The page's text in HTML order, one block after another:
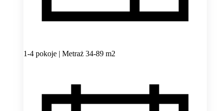
1-4 pokoje | Metraż 34-89 m2